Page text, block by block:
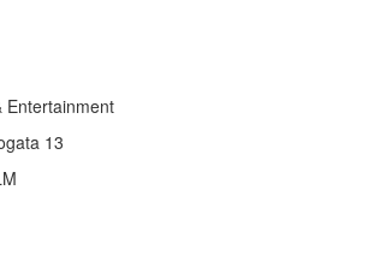
Entertainment
13